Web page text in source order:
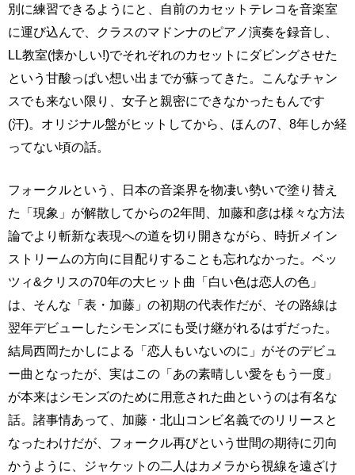
別に練習できるようにと、自前のカセットテレコを音楽室
に運び込んで、クラスのマドンナのピアノ演奏を録音し、
LL教室(懐かしい!)でそれぞれのカセットにダビングさせた
という甘酸っぱい想い出までが蘇ってきた。こんなチャン
スでも来ない限り、女子と親密にできなかったもんです
(汗)。オリジナル盤がヒットしてから、ほんの7、8年しか経
ってない頃の話。
フォークルという、日本の音楽界を物凄い勢いで塗り替え
た「現象」が解散してからの2年間、加藤和彦は様々な方法
論でより斬新な表現への道を切り開きながら、時折メイン
ストリームの方向に目配りすることも忘れなかった。ベッ
ツィ&クリスの70年の大ヒット曲「白い色は恋人の色」
は、そんな「表・加藤」の初期の代表作だが、その路線は
翌年デビューしたシモンズにも受け継がれるはずだった。
結局西岡たかしによる「恋人もいないのに」がそのデビュ
ー曲となったが、実はこの「あの素晴しい愛をもう一度」
が本来はシモンズのために用意された曲というのは有名な
話。諸事情あって、加藤・北山コンビ名義でのリリースと
なったわけだが、フォークル再びという世間の期待に刃向
かうように、ジャケットの二人はカメラから視線を遠ざけ